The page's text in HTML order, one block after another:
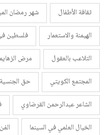
ثقافة الأطفال
شهر رمضان
الهيمنة والاستعمار
فلسطين
التلاعب بالعقول
مرض
المجتمع الكويتي
حق الجنسية
الشاعر عبدالرحمن القرضاوي
الخيال العلمي في السينما